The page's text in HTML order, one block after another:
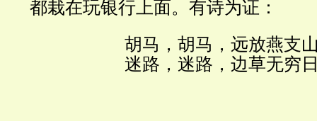
都栽在玩银行上面。有诗为证：
胡马，胡马，远放燕支
迷路，迷路，边草无穷